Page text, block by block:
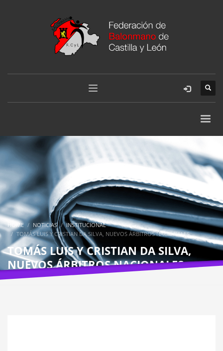
HOME NOTICIAS
INSTITUCIONAL
TOMÁS LUIS Y CRISTIAN DA SILVA, NUEVOS ÁRBITROS NACIONALES
TOMÁS LUIS Y CRISTIAN DA SILVA,
NUEVOS ÁRBITROS NACIONALES